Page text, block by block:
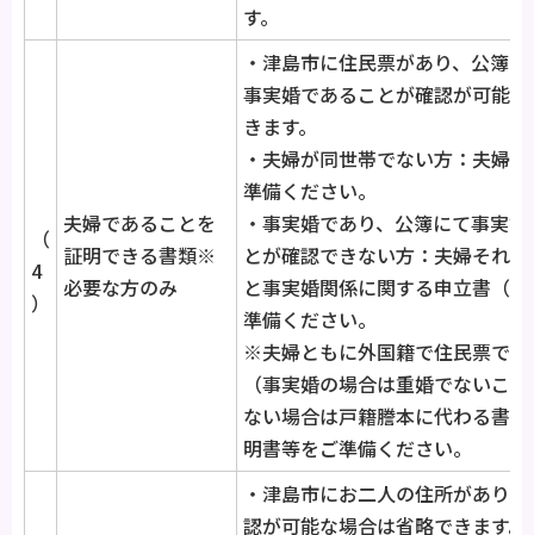
す。
（
4
）
夫婦であることを
証明できる書類※
必要な方のみ
・津島市に住民票があり、公簿
事実婚であることが確認が可能
きます。
・夫婦が同世帯でない方：夫婦
準備ください。
・事実婚であり、公簿にて事実
とが確認できない方：夫婦それ
と事実婚関係に関する申立書（
準備ください。
※夫婦ともに外国籍で住民票で
（事実婚の場合は重婚でないこ
ない場合は戸籍謄本に代わる書
明書等をご準備ください。
・津島市にお二人の住所があり
認が可能な場合は省略できます。